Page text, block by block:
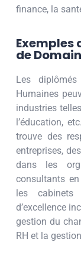
finance, la
Exemples
de
Les
Humaines
industries
l’éducation,
trouve des
entreprises,
dans les
consultants
les
d’excellence
gestion du
RH et la